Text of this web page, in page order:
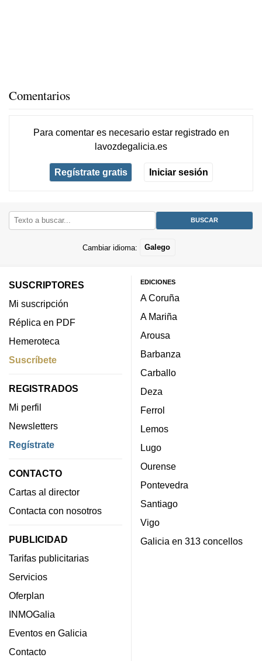
Comentarios
Para comentar es necesario estar registradoen
lavozdegalicia.es
Regístrate gratis Iniciar sesión
Cambiar idioma: Galego
SUSCRIPTORES
Mi suscripción
Réplica en PDF
Hemeroteca
Suscríbete
REGISTRADOS
Mi perfil
Newsletters
Regístrate
CONTACTO
Cartas al director
Contacta con nosotros
PUBLICIDAD
Tarifas publicitarias
Servicios
Oferplan
INMOGalia
Eventos en Galicia
Contacto
EDICIONES
A Coruña
A Mariña
Arousa
Barbanza
Carballo
Deza
Ferrol
Lemos
Lugo
Ourense
Pontevedra
Santiago
Vigo
Galicia en 313 concellos